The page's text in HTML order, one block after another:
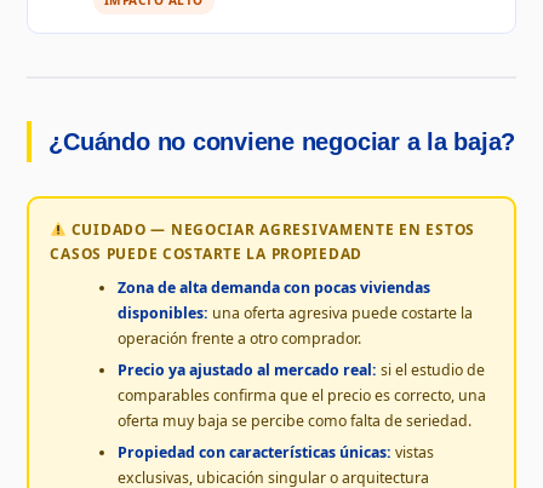
¿Cuándo no conviene negociar a la baja?
CUIDADO — NEGOCIAR AGRESIVAMENTE EN ESTOS
CASOS PUEDE COSTARTE LA PROPIEDAD
Zona de alta demanda con pocas viviendas
disponibles: una oferta agresiva puede costarte la
operación frente a otro comprador.
Precio ya ajustado al mercado real: si el estudio de
comparables confirma que el precio es correcto, una
oferta muy baja se percibe como falta de seriedad.
Propiedad con características únicas: vistas
exclusivas, ubicación singular o arquitectura